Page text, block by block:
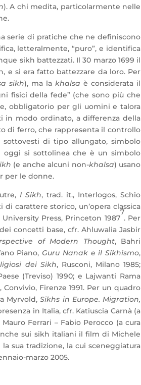
). A chi medita, particolarmente nelle
serie di pratiche che ne definiscono
letteralmente, “puro”, e identifica
sikh battezzati. Il 30 marzo 1699 il
e si era fatto battezzare da loro. Per
sikh), ma la khalsa è considerata il
fisici della fede” (che sono più che
obbligatorio per gli uomini e talora
in modo ordinato, a differenza della
di ferro, che rappresenta il controllo
sottovesti di tipo allungato, simbolo
oggi si sottolinea che è un simbolo
(e anche alcuni non-khalsa) usano
per le donne.
I Sikh, trad. it., Interlogos, Schio
di carattere storico, un’opera classica
Press, Princeton 1987
7
. Per
concetti base, cfr. Ahluwalia Jasbir
of Modern Thought, Bahri
Piano, Guru Nanak e il Sikhismo,
dei Sikh, Rusconi, Milano 1985;
(Treviso) 1990; e Lajwanti Rama
Convivio, Firenze 1991. Per un quadro
Myrvold,Sikhs in Europe. Migration,
in Italia, cfr. Katiuscia Carnà (a
Ferrari – Fabio Perocco (a cura
sui sikh italiani il film di Michele
sua tradizione, la cui sceneggiatura
marzo 2005.